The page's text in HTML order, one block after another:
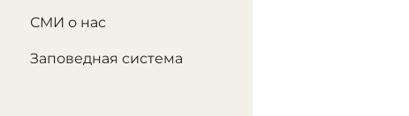
СМИ о нас
Заповедная система